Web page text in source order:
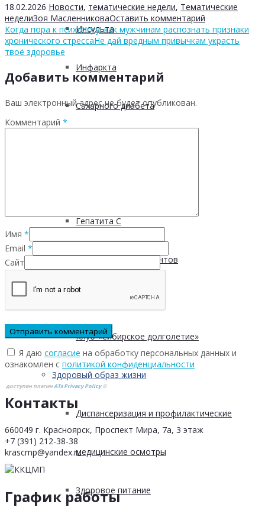
Инсульта
Инфаркта
Сахарного диабета
Гепатита С
Безопасность пациентов
Клуб «Сибирское долголетие»
Здоровый образ жизни
Диспансеризация и профилактические
медицинские осмотры
Здоровое питание
18.02.2026 Новости, тематические недели, Тематические
неделиЗоя МасленниковаОставить комментарий
Когда пора к психологу: как мужчинам распознать признаки
хронического стрессаНе дай вредным привычкам украсть
твоё здоровье
Добавить комментарий
Ваш электронный адрес не будет опубликован.
Комментарий *
Имя *
Email *
Сайт
Я даю согласие на обработку персональных данных и
ознакомлен с политикой конфиденциальности
доступен плагинATs Privacy Policy©
Контакты
660049 г. Красноярск, Проспект Мира, 7а, 3 этаж
+7 (391) 212-38-38
krascmp@yandex.ru
График работы